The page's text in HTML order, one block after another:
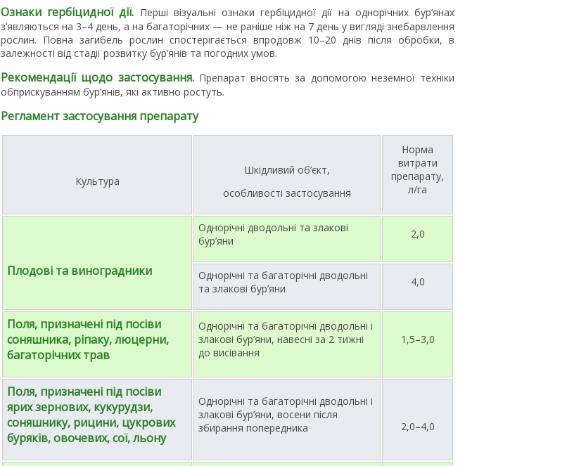
Ознаки гербіцидної дії. Перші візуальні ознаки гербіцидної дії на однорічних бур’янах
з’являються на 3–4 день, а на багаторічних — не раніше ніж на 7 день у вигляді знебарвлення
рослин. Повна загибель рослин спостерігається впродовж 10–20 днів після обробки, в
залежності від стадії розвитку бур’янів та погодних умов.
Рекомендації щодо застосування.Препарат вносять за допомогою неземної техніки
обприскуванням бур’янів, які активно ростуть.
Регламент застосування препарату
Культура
Шкідливий об’єкт,
особливості застосування
Норма
витрати
препарату,
л/га
Плодові та виноградники
Однорічні дводольні та злакові
бур’яни
2,0
Однорічні та багаторічні дводольні
та злакові бур’яни
4,0
Поля, призначені під посіви
соняшника, ріпаку, люцерни,
багаторічних трав
Однорічні та багаторічні дводольні і
злакові бур’яни, навесні за 2 тижні
до висівання
1,5–3,0
Поля, призначені під посіви
ярих зернових, кукурудзи,
соняшнику, рицини, цукрових
буряків, овочевих, сої, льону
Однорічні та багаторічні дводольні і
злакові бур’яни, восени після
збирання попередника
2,0–4,0